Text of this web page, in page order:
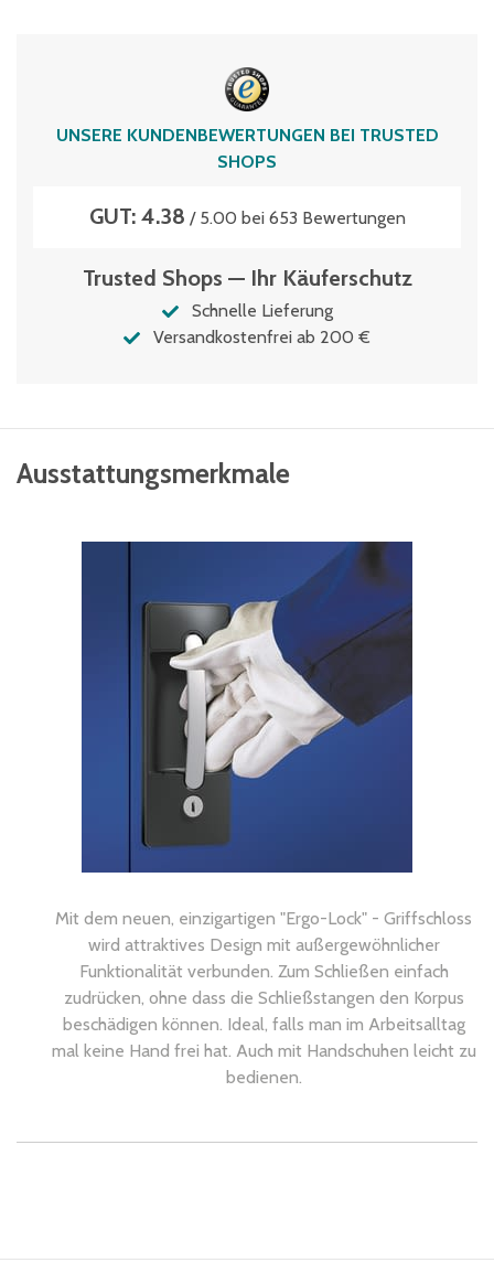
UNSERE KUNDENBEWERTUNGEN BEI TRUSTED
SHOPS
GUT: 4.38 / 5.00 bei 653 Bewertungen
Trusted Shops — Ihr Käuferschutz
Schnelle Lieferung
Versandkostenfrei ab 200 €
Ausstattungsmerkmale
Mit dem neuen, einzigartigen "Ergo-Lock" - Griffschloss
wird attraktives Design mit außergewöhnlicher
Funktionalität verbunden. Zum Schließen einfach
zudrücken, ohne dass die Schließstangen den Korpus
beschädigen können. Ideal, falls man im Arbeitsalltag
mal keine Hand frei hat. Auch mit Handschuhen leicht zu
bedienen.